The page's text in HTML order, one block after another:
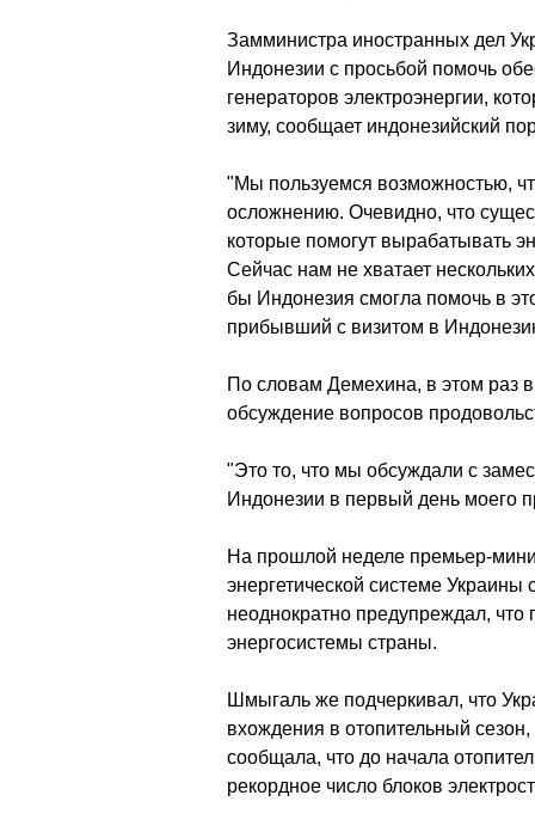
Замминистра иностранных дел
Индонезии с просьбой помочь
генераторов электроэнергии,
зиму, сообщает индонезийский
"Мы пользуемся возможностью,
осложнению. Очевидно, что
которые помогут вырабатывать
Сейчас нам не хватает
бы Индонезия смогла помочь в
прибывший с визитом в
По словам Демехина, в этом раз
обсуждение вопросов
"Это то, что мы обсуждали с
Индонезии в первый день моего
На прошлой неделе премьер-
энергетической системе
неоднократно предупреждал,
энергосистемы страны.
Шмыгаль же подчеркивал, что
вхождения в отопительный
сообщала, что до начала
рекордное число блоков